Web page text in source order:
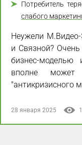
Потребитель
слабого
Неужели
и Связной?
бизнес-
вполне
"антикризисного
28 января 2025